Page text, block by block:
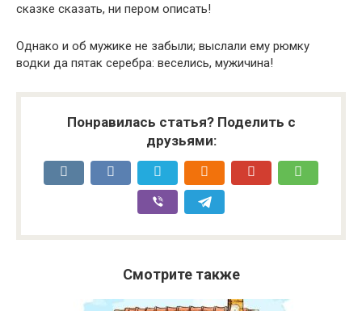
сказке сказать, ни пером описать!
Однако и об мужике не забыли; выслали ему рюмку
водки да пятак серебра: веселись, мужичина!
Понравилась статья? Поделить с
друзьями:
Смотрите также